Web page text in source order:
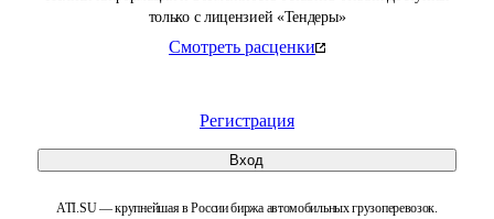
только с лицензией «Тендеры»
Смотреть расценки
Регистрация
Вход
ATI.SU — крупнейшая в России биржа автомобильных грузоперевозок.